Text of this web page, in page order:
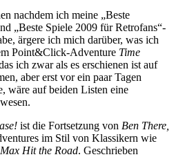
nachdem ich meine „Beste
„Beste Spiele 2009 für Retrofans“-
ärgere ich mich darüber, was ich
Point&Click-Adventure Time
ich zwar als es erschienen ist auf
aber erst vor ein paar Tagen
wäre auf beiden Listen eine
ist die Fortsetzung von Ben There,
im Stil von Klassikern wie
Hit the Road. Geschrieben